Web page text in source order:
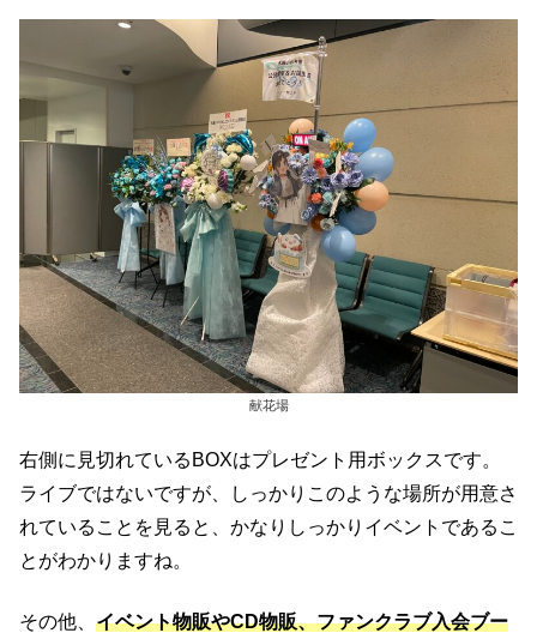
献花場
右側に見切れているBOXはプレゼント用ボックスです。
ライブではないですが、しっかりこのような場所が用意さ
れていることを見ると、かなりしっかりイベントであるこ
とがわかりますね。
その他、 イベント物販やCD物販、ファンクラブ入会ブー